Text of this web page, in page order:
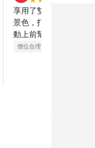
享用了雙人下午茶，餐
景色，打卡一流。服務
動上前幫手落簾遮陽光。
價位合理